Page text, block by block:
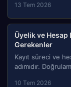
13 Tem 2026
Üyelik ve
Gerekenler
Kayıt süreci ve
adımıdır.
10 Tem 2026